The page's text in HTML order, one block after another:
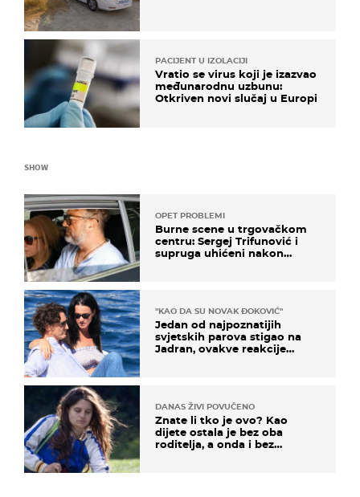
PACIJENT U IZOLACIJI
Vratio se virus koji je izazvao
međunarodnu uzbunu:
Otkriven novi slučaj u Europi
SHOW
OPET PROBLEMI
Burne scene u trgovačkom
centru: Sergej Trifunović i
supruga uhićeni nakon
"KAO DA SU NOVAK ĐOKOVIĆ"
Jedan od najpoznatijih
svjetskih parova stigao na
Jadran, ovakve reakcije
DANAS ŽIVI POVUČENO
Znate li tko je ovo? Kao
dijete ostala je bez oba
roditelja, a onda i bez